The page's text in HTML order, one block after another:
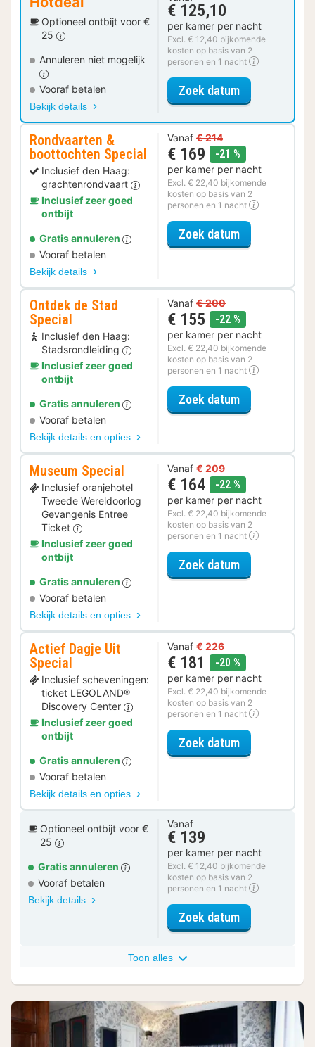
Optioneel ontbijt voor €
25
Annuleren niet mogelijk
Vooraf betalen
Bekijk details
€ 125,10
per kamer per nacht
Excl. € 12,40 bijkomende
kosten op basis van 2
personen en 1 nacht
Zoek datumvoor Classic
Rondvaarten &
boottochten Special
Inclusief den Haag:
grachtenrondvaart
Inclusief zeer goed
ontbijt
Gratis annuleren
Vooraf betalen
Bekijk details
Vanaf € 214
€ 169 -21 %
per kamer per nacht
Excl. € 22,40 bijkomende
kosten op basis van 2
personen en 1 nacht
Zoek datumvoor
Ontdek de Stad
Special
Inclusief den Haag:
Stadsrondleiding
Inclusief zeer goed
ontbijt
Gratis annuleren
Vooraf betalen
Bekijk details en opties
Vanaf € 200
€ 155 -22 %
per kamer per nacht
Excl. € 22,40 bijkomende
kosten op basis van 2
personen en 1 nacht
Zoek datumvoor Ontdek
Museum Special
Inclusief oranjehotel
Tweede Wereldoorlog
Gevangenis Entree
Ticket
Inclusief zeer goed
ontbijt
Gratis annuleren
Vooraf betalen
Bekijk details en opties
Vanaf € 209
€ 164 -22 %
per kamer per nacht
Excl. € 22,40 bijkomende
kosten op basis van 2
personen en 1 nacht
Zoek datumvoor Museum
Actief Dagje Uit
Special
Inclusief scheveningen:
ticket LEGOLAND®
Discovery Center
Inclusief zeer goed
ontbijt
Gratis annuleren
Vooraf betalen
Bekijk details en opties
Vanaf € 226
€ 181 -20 %
per kamer per nacht
Excl. € 22,40 bijkomende
kosten op basis van 2
personen en 1 nacht
Zoek datumvoor Actief
Optioneel ontbijt voor €
25
Gratis annuleren
Vooraf betalen
Bekijk details
Vanaf
€ 139
per kamer per nacht
Excl. € 12,40 bijkomende
kosten op basis van 2
personen en 1 nacht
Zoek datumvoor Classic
Toon alles